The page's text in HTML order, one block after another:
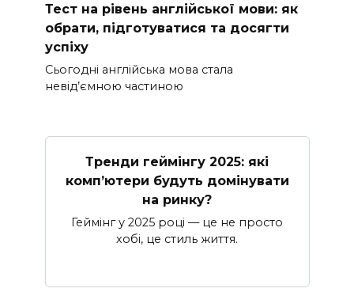
Тест на рівень англійської мови: як
обрати, підготуватися та досягти
успіху
Сьогодні англійська мова стала
невід’ємною частиною
Тренди геймінгу 2025: які
комп’ютери будуть домінувати
на ринку?
Геймінг у 2025 році — це не просто
хобі, це стиль життя.